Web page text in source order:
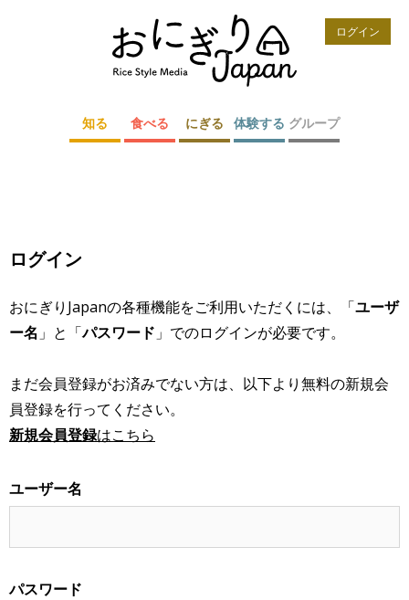
ログイン
知る 食べる にぎる 体験する グループ
ログイン
おにぎりJapanの各種機能をご利用いただくには、「ユーザ
ー名 」と「パスワード 」でのログインが必要です。
まだ会員登録がお済みでない方は、以下より無料の新規会
員登録を行ってください。
新規会員登録はこちら
ユーザー名
パスワード